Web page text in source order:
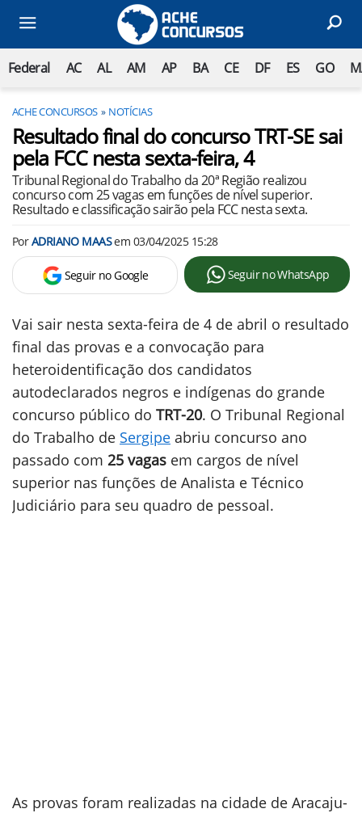
Federal AC AL AM AP BA CE DF ES GO
ACHE CONCURSOS NOTÍCIAS
Resultado final do concurso TRT-SE sai
pela FCC nesta sexta-feira, 4
Tribunal Regional do Trabalho da 20ª Região realizou
concurso com 25 vagas em funções de nível superior.
Resultado e classificação sairão pela FCC nesta sexta.
PorADRIANO MAASem 03/04/2025 15:28
Seguir no Google Seguir no WhatsApp
Vai sair nesta sexta-feira de 4 de abril o resultado
final das provas e a convocação para
heteroidentificação dos candidatos
autodeclarados negros e indígenas do grande
concurso público do TRT-20. O Tribunal Regional
do Trabalho de Sergipe abriu concurso ano
passado com 25 vagas em cargos de nível
superior nas funções de Analista e Técnico
Judiciário para seu quadro de pessoal.
As provas foram realizadas na cidade de Aracaju-